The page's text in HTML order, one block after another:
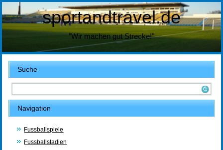
sportandtravel.de
"Wir machen gut Strecke!"
Suche
Navigation
Fussballspiele
Fussballstadien